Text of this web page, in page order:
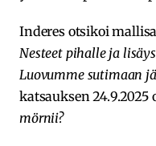
Inderes otsikoi
Nesteet pihalle ja
Luovumme sutimaan
katsauksen 24.9.2025
mörnii?